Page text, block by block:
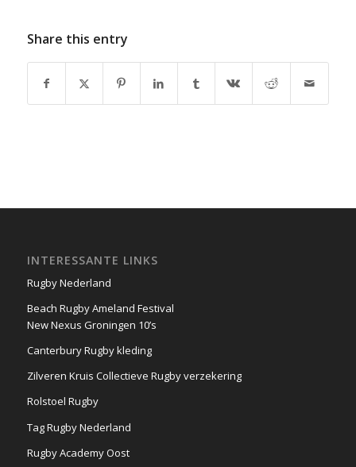
Share this entry
INTERESSANTE LINKS
Rugby Nederland
Beach Rugby Ameland Festival
New Nexus Groningen 10’s
Canterbury Rugby kleding
Zilveren Kruis Collectieve Rugby verzekering
Rolstoel Rugby
Tag Rugby Nederland
Rugby Academy Oost